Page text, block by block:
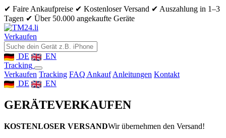
✔ Faire Ankaufpreise ✔ Kostenloser Versand ✔ Auszahlung in 1–3
Tagen ✔ Über 50.000 angekaufte Geräte
Verkaufen
DE
EN
Tracking
Verkaufen Tracking FAQ Ankauf Anleitungen Kontakt
DE
EN
GERÄTEVERKAUFEN
KOSTENLOSER VERSANDWir übernehmen den Versand!